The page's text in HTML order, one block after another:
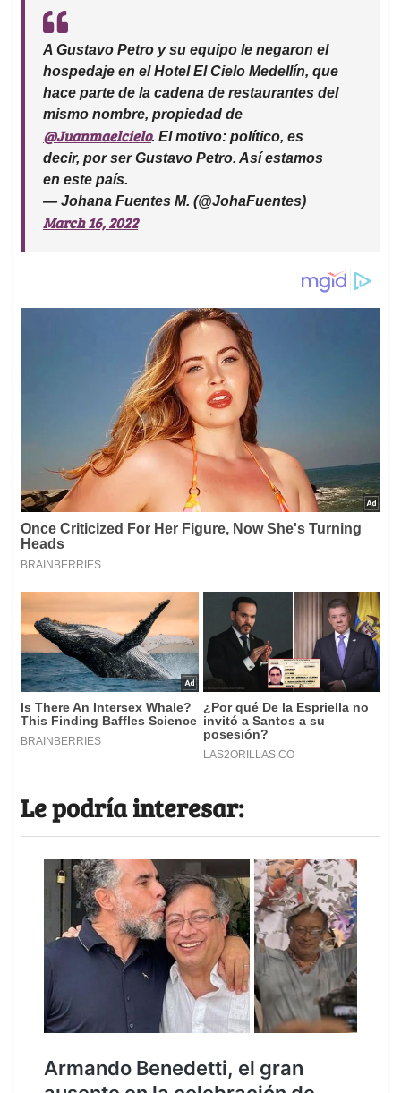
A Gustavo Petro y su equipo le negaron el
hospedaje en el Hotel El Cielo Medellín, que
hace parte de la cadena de restaurantes del
mismo nombre, propiedad de
@Juanmaelcielo. El motivo: político, es
decir, por ser Gustavo Petro. Así estamos
en este país.
— Johana Fuentes M. (@JohaFuentes)
March 16, 2022
Le podría interesar: